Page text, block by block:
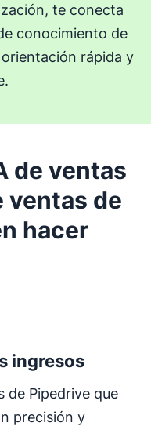
te conecta
conocimiento de
rápida y
de ventas
ventas de
hacer
ingresos
de Pipedrive que
precisión y